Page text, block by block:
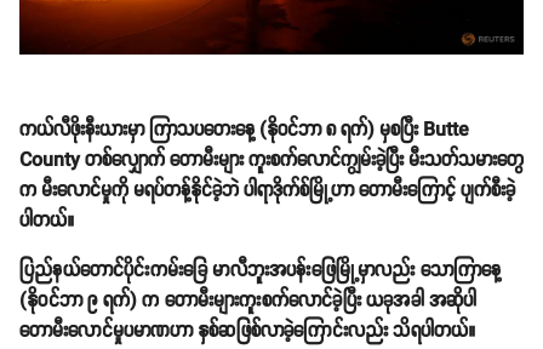
ကယ်လီဖိုးနီးယားမှာ ကြာသပတေးနေ့ (နိုဝင်ဘာ ၈ ရက်) မှစပြီး Butte
County တစ်လျှောက် တောမီးများ ကူးစက်လောင်ကျွမ်းခဲ့ပြီး မီးသတ်သမားတွေ
က မီးလောင်မှုကို မရပ်တန့်နိုင်ခဲ့ဘဲ ပါရာဒိုက်စ်မြို့ဟာ တောမီးကြောင့် ပျက်စီးခဲ့
ပါတယ်။
ပြည်နယ်တောင်ပိုင်းကမ်းခြေ မာလီဘူးအပန်းဖြေမြို့မှာလည်း သောကြာနေ့
(နိုဝင်ဘာ ၉ ရက်) က တောမီးများကူးစက်လောင်ခဲ့ပြီး ယခုအခါ အဆိုပါ
တောမီးလောင်မှုပမာဏဟာ နှစ်ဆဖြစ်လာခဲ့ကြောင်းလည်း သိရပါတယ်။